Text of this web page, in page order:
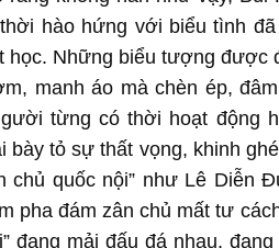
hào hứng với biểu tình
học. Những biểu tượng được
manh áo mà chèn ép,
từng có thời hoạt động
bày tỏ sự thất vọng, khinh
chủ quốc nội” như Lê Diễn
pha đám zân chủ mất tư
đang mải đấu đá nhau,